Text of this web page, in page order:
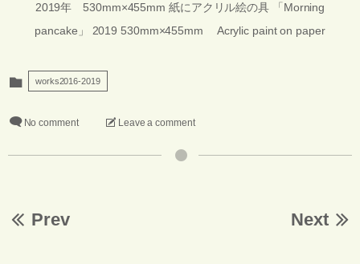
2019年 530mm×455mm 紙にアクリル絵の具 「Morning
pancake」 2019 530mm×455mm Acrylic paint on paper
works2016-2019
No comment Leave a comment
Prev Next